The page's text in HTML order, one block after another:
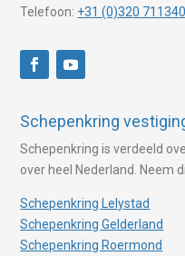
Telefoon: +31 (0)320 711340
Schepenkring
Schepenkring is verdeeld
over heel Nederland. Neem
Schepenkring Lelystad
Schepenkring Gelderland
Schepenkring Roermond